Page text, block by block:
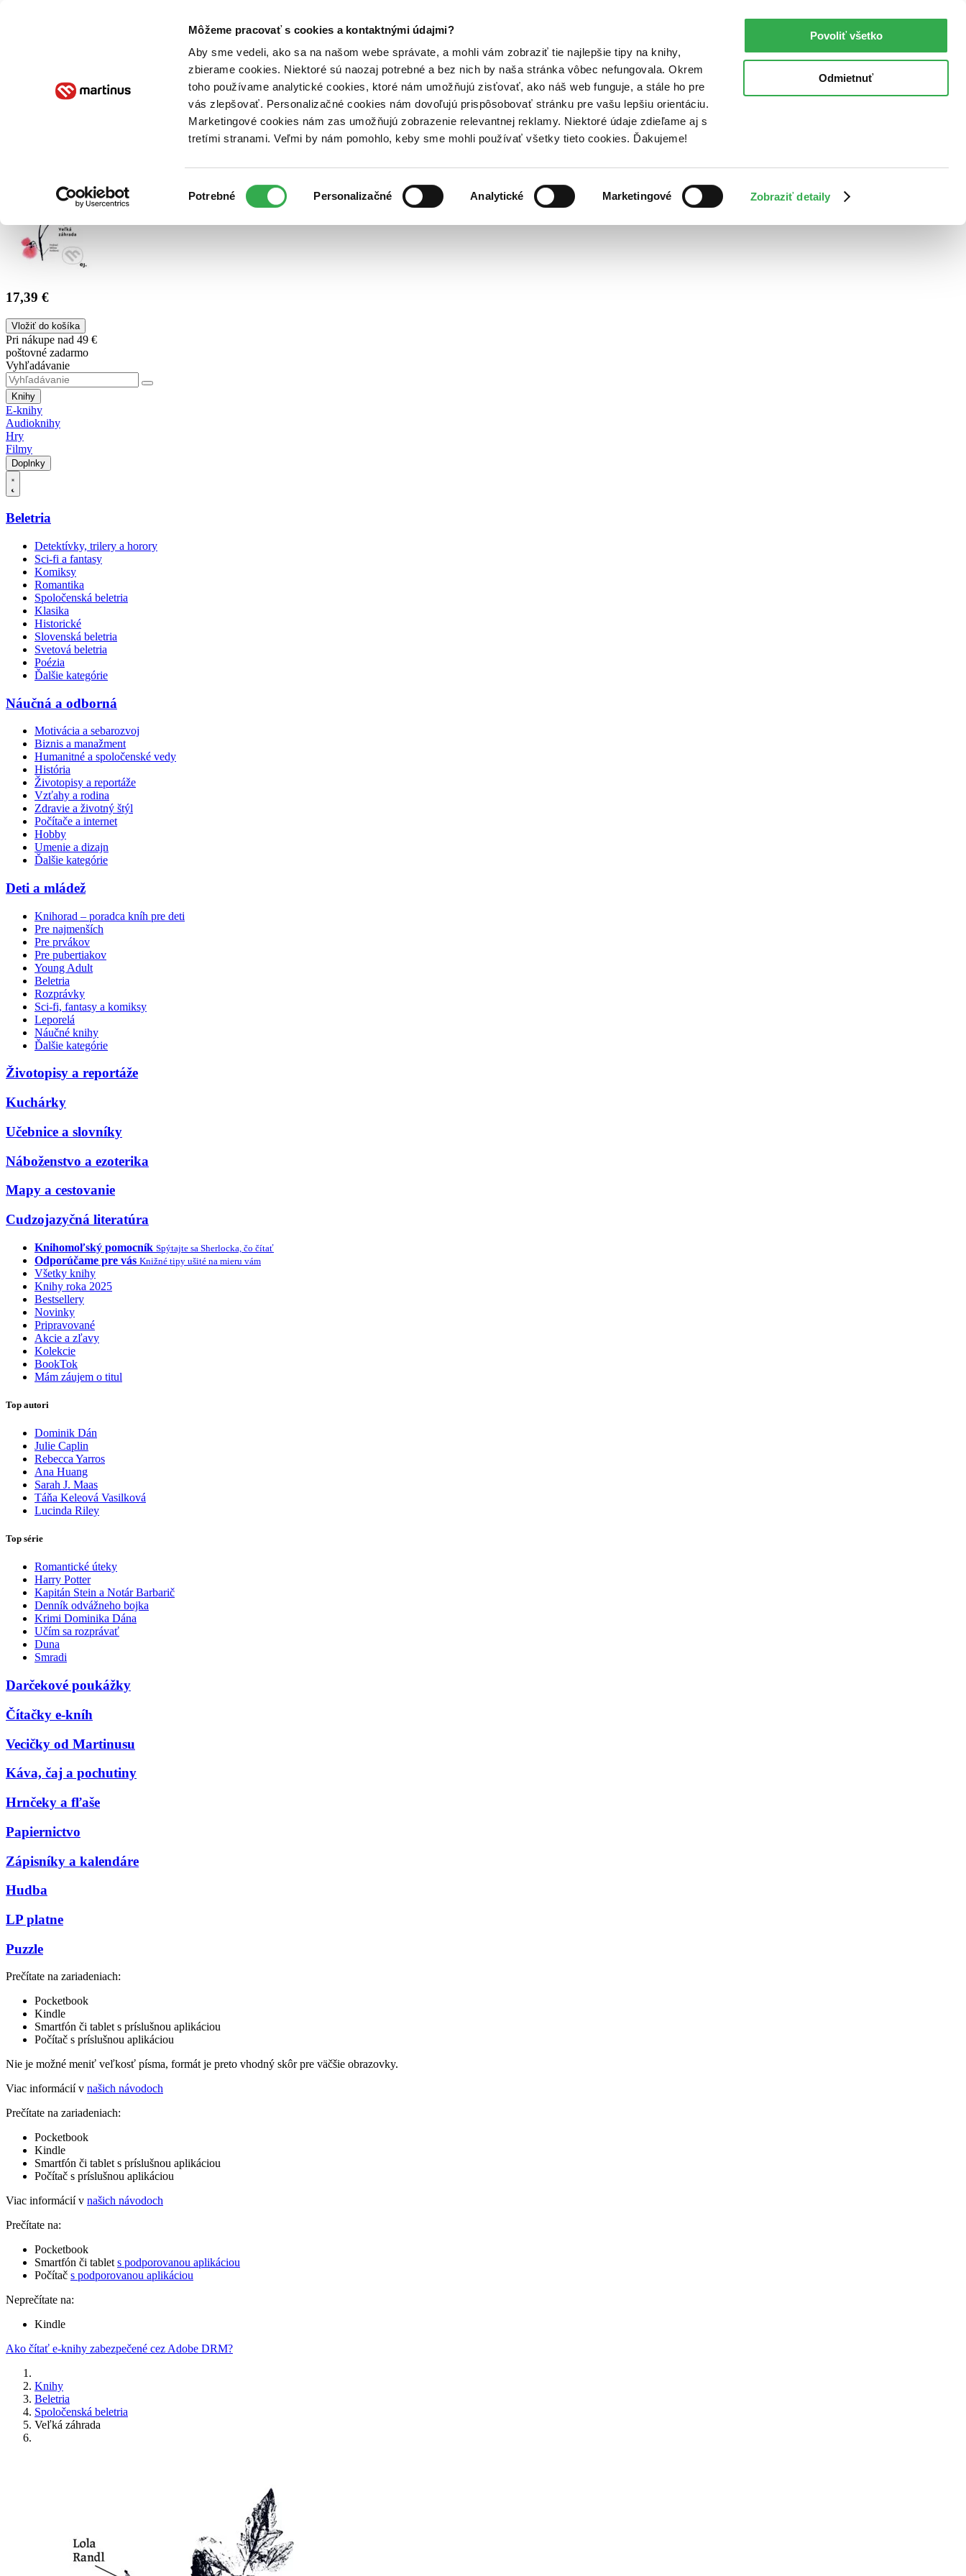
Môžeme pracovať s cookies a kontaktnými údajmi?
Aby sme vedeli, ako sa na našom webe správate, a mohli vám zobraziť tie najlepšie tipy na knihy,
zbierame cookies. Niektoré sú naozaj potrebné a bez nich by naša stránka vôbec nefungovala. Okrem
toho používame analytické cookies, ktoré nám umožňujú zisťovať, ako náš web funguje, a stále ho pre
vás zlepšovať. Personalizačné cookies nám dovoľujú prispôsobovať stránku pre vašu lepšiu orientáciu.
Marketingové cookies nám zas umožňujú zobrazenie relevantnej reklamy. Niektoré údaje zdieľame aj s
tretími stranami. Veľmi by nám pomohlo, keby sme mohli používať všetky tieto cookies. Ďakujeme!
súhlasu
Potrebné Personalizačné Analytické Marketingové Zobraziť detaily
Povoliť všetko
Odmietnuť
Poukážky Kontakt
17,39 €
Vložiť do košíka
Pri nákupe nad 49 €
poštovné zadarmo
Vyhľadávanie
Knihy
E-knihy
Audioknihy
Hry
Filmy
Doplnky
Beletria
Detektívky, trilery a horory
Sci-fi a fantasy
Komiksy
Romantika
Spoločenská beletria
Klasika
Historické
Slovenská beletria
Svetová beletria
Poézia
Ďalšie kategórie
Náučná a odborná
Motivácia a sebarozvoj
Biznis a manažment
Humanitné a spoločenské vedy
História
Životopisy a reportáže
Vzťahy a rodina
Zdravie a životný štýl
Počítače a internet
Hobby
Umenie a dizajn
Ďalšie kategórie
Deti a mládež
Knihorad – poradca kníh pre deti
Pre najmenších
Pre prvákov
Pre pubertiakov
Young Adult
Beletria
Rozprávky
Sci-fi, fantasy a komiksy
Leporelá
Náučné knihy
Ďalšie kategórie
Životopisy a reportáže
Kuchárky
Učebnice a slovníky
Náboženstvo a ezoterika
Mapy a cestovanie
Cudzojazyčná literatúra
Knihomoľský pomocník Spýtajte sa Sherlocka, čo čítať
Odporúčame pre vás Knižné tipy ušité na mieru vám
Všetky knihy
Knihy roka 2025
Bestsellery
Novinky
Pripravované
Akcie a zľavy
Kolekcie
BookTok
Mám záujem o titul
Top autori
Dominik Dán
Julie Caplin
Rebecca Yarros
Ana Huang
Sarah J. Maas
Táňa Keleová Vasilková
Lucinda Riley
Top série
Romantické úteky
Harry Potter
Kapitán Stein a Notár Barbarič
Denník odvážneho bojka
Krimi Dominika Dána
Učím sa rozprávať
Duna
Smradi
Darčekové poukážky
Čítačky e-kníh
Vecičky od Martinusu
Káva, čaj a pochutiny
Hrnčeky a fľaše
Papiernictvo
Zápisníky a kalendáre
Hudba
LP platne
Puzzle
Prečítate na zariadeniach:
Pocketbook
Kindle
Smartfón či tablet s príslušnou aplikáciou
Počítač s príslušnou aplikáciou
Nie je možné meniť veľkosť písma, formát je preto vhodný skôr pre väčšie obrazovky.
Viac informácií v našich návodoch
Prečítate na zariadeniach:
Pocketbook
Kindle
Smartfón či tablet s príslušnou aplikáciou
Počítač s príslušnou aplikáciou
Viac informácií v našich návodoch
Prečítate na:
Pocketbook
Smartfón či tablet s podporovanou aplikáciou
Počítač s podporovanou aplikáciou
Neprečítate na:
Kindle
Ako čítať e-knihy zabezpečené cez Adobe DRM?
Knihy
Beletria
Spoločenská beletria
Veľká záhrada